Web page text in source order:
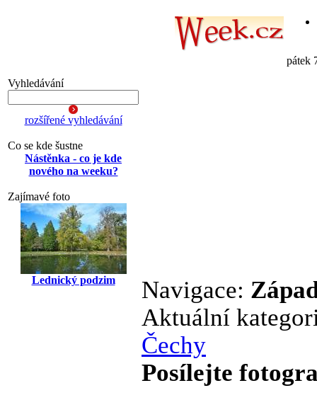
pátek
Vyhledávání
rozšířené vyhledávání
Co se kde šustne
Nástěnka - co je kde
nového na weeku?
Zajímavé foto
Lednický podzim Navigace:
Aktuální
Čechy
Posílejte